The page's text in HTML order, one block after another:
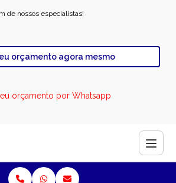
de nossos especialistas!
orçamento agora mesmo
orçamento por Whatsapp